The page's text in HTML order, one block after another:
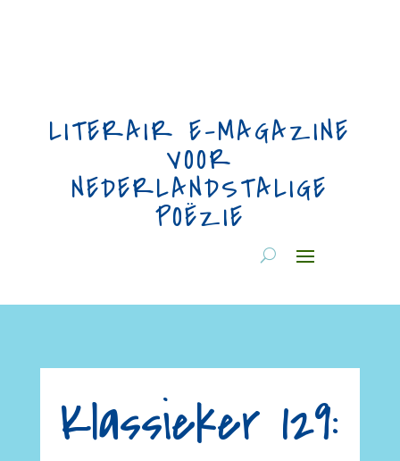
LITERAIR E-MAGAZINE
VOOR
NEDERLANDSTALIGE
POËZIE
Klassieker 129: